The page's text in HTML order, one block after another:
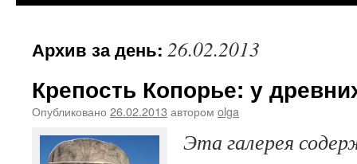
Архив за день: 26.02.2013
Крепость Копорье: у
Опубликовано 26.02.2013 автором olga
Эта галерея